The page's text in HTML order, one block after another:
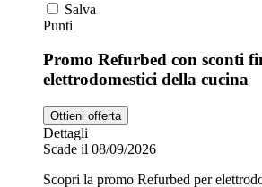
Salva
Punti
Promo Refurbed con sconti
elettrodomestici della cucina
Ottieni offerta
Dettagli
Scade il 08/09/2026
Scopri la promo Refurbed per